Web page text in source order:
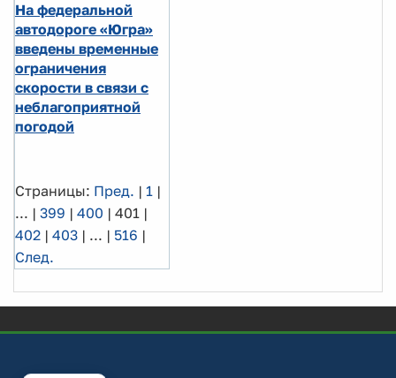
На федеральной
автодороге «Югра»
введены временные
ограничения
скорости в связи с
неблагоприятной
погодой
Страницы: Пред. | 1 |
... | 399 | 400 | 401 |
402 | 403 | ... | 516 |
След.